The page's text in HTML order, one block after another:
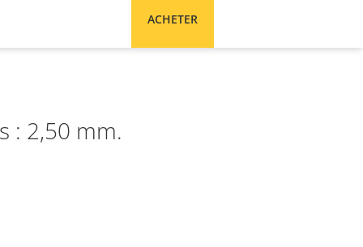
ACHETER
: 2,50 mm.